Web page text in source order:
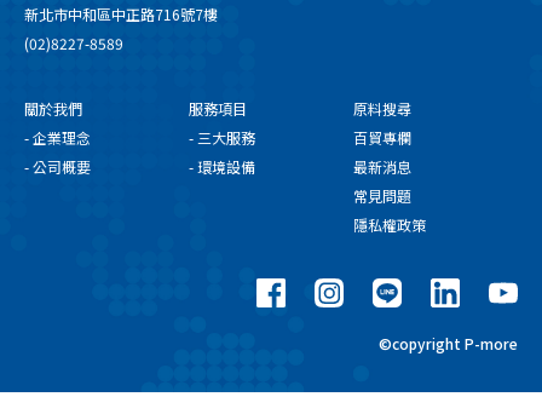
新北市中和區中正路716號7樓
(02)8227-8589
關於我們
- 企業理念
- 公司概要
服務項目
- 三大服務
- 環境設備
原料搜尋
百貿專欄
最新消息
常見問題
隱私權政策
©copyright P-more